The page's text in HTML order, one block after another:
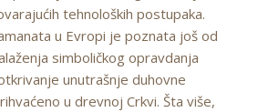
tehnoloških postupaka.
u Evropi je poznata još od
simboličkog opravdanja
unutrašnje duhovne
u drevnoj Crkvi. Šta više,